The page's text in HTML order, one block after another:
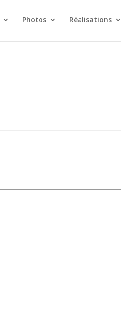
Photos Réalisations